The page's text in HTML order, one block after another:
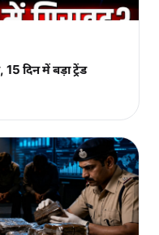
दिन में बड़ा ट्रेंड